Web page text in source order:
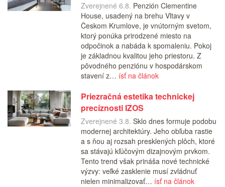
Zverejnené 6.8. Penzión Clementine
House, usadený na brehu Vltavy v
Českom Krumlove, je vnútorným svetom,
ktorý ponúka prirodzené miesto na
odpočinok a nabáda k spomaleniu. Pokoj
je základnou kvalitou jeho priestoru. Z
pôvodného penziónu v hospodárskom
stavení z… ísť na článok
Priezračná estetika technickej
precíznosti IZOS
Zverejnené 3.8. Sklo dnes formuje podobu
modernej architektúry. Jeho obľuba rastie
a s ňou aj rozsah presklených plôch, ktoré
sa stávajú kľúčovým dizajnovým prvkom.
Tento trend však prináša nové technické
výzvy: veľké zasklenie musí zvládnuť
nielen minimalizovať… ísť na článok